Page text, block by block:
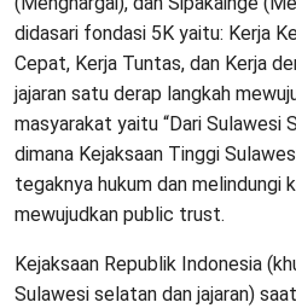
didasari fondasi 5K yaitu: Kerja
Cepat, Kerja Tuntas, dan Kerja
jajaran satu derap langkah
masyarakat yaitu “Dari Sulawesi
dimana Kejaksaan Tinggi
tegaknya hukum dan melindungi
mewujudkan public trust.
Kejaksaan Republik Indonesia
Sulawesi selatan dan jajaran)